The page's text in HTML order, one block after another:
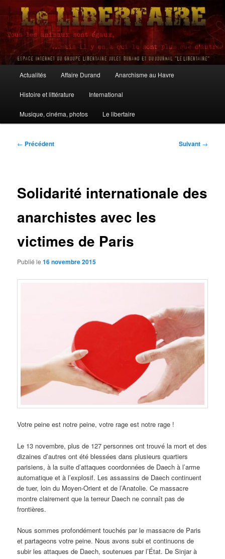
Aller
contenu
principalLe Libertaire
principal
Actualités Affaire Durand Anarchisme au Havre
Histoire et littérature International
Musique, cinéma, photos Le libertaire
Navigation
← Précédent Suivant →
Solidarité internationale des
anarchistes avec les
victimes de Paris
Publié le16 novembre 2015
Votre peine est notre peine, votre rage est notre rage !
Le 13 novembre, plus de 127 personnes ont trouvé la mort et des
dizaines d’autres ont été blessées dans plusieurs quartiers
parisiens, à la suite d’attaques coordonnées de Daech à l’arme
automatique et à l’explosif. Les assassins de Daech continuent
de tuer, loin du Moyen-Orient et de l’Anatolie. Ce massacre
montre clairement que la terreur Daech ne connaît pas de
frontières.
Nous sommes profondément touchés par le massacre de Paris
et partageons votre peine. Nous avons subi et continuons de
subir les attaques de Daech, soutenues par l’État. De Sinjar à